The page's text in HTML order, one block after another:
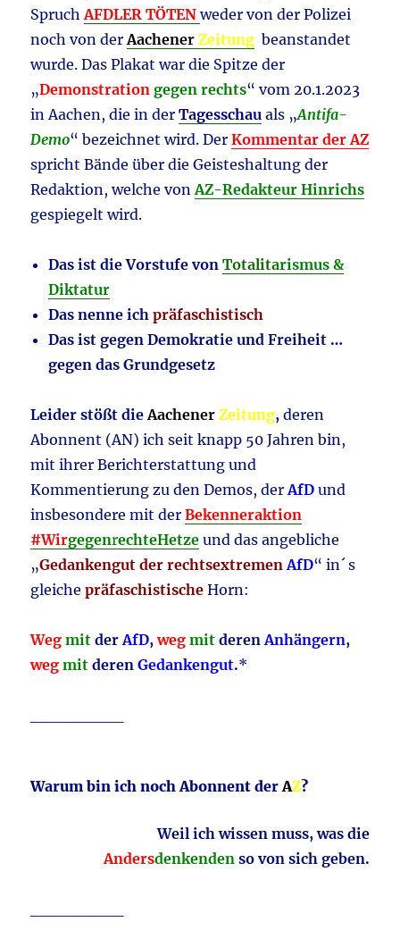
SpruchAFDLER TÖTEN weder von der Polizei
noch von derAachener Zeitung beanstandet
wurde. Das Plakat war die Spitze der
„Demonstration gegen rechts“ vom 20.1.2023
in Aachen, die in derTagesschau als „Antifa-
Demo“ bezeichnet wird. DerKommentar der AZ
spricht Bände über die Geisteshaltung der
Redaktion, welche von AZ-Redakteur Hinrichs
gespiegelt wird.
Das ist die Vorstufe vonTotalitarismus &
Diktatur
Das nenne ichpräfaschistisch
Das ist gegen Demokratie und Freiheit …
gegen das Grundgesetz
Leider stößt dieAachener Zeitung, deren
Abonnent (AN) ich seit knapp 50 Jahren bin,
mit ihrer Berichterstattung und
Kommentierung zu den Demos, derAfD und
insbesondere mit derBekenneraktion
#WirgegenrechteHetze und das angebliche
„Gedankengut der rechtsextremen AfD“ in´ s
gleichepräfaschistische Horn:
Wegmit derAfD,weg mit derenAnhängern,
wegmit derenGedankengut.*
Warum bin ich noch Abonnent derAZ?
Weil ich wissen muss, was die
Andersdenkendenso von sich geben.